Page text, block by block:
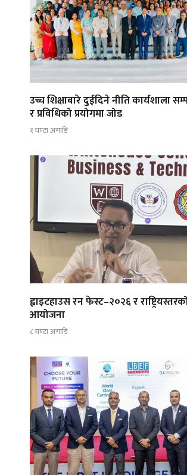
उच्च शिक्षाबारे दुईदिने नीति कार्यशाला
र प्रविधिको प्रयोगमा जोड
१ घण्टा अगाडि
ह्वाइटहाउस रन फेस्ट–२०२६ र
आयोजना
८ घण्टा अगाडि